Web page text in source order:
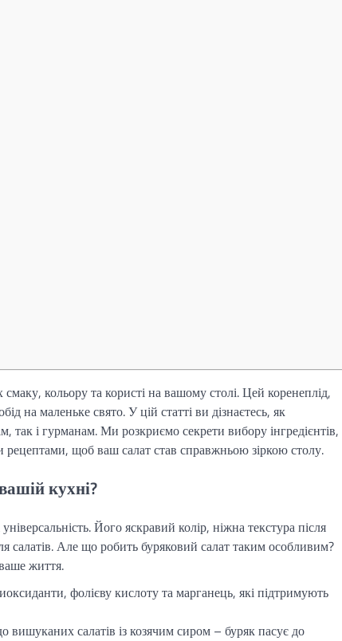
кольору та користі на вашому столі. Цей коренеплід,
на маленьке свято. У цій статті ви дізнаєтесь, як
так і гурманам. Ми розкриємо секрети вибору інгредієнтів,
рецептами, щоб ваш салат став справжньою зіркою столу.
кухні?
Його яскравий колір, ніжна текстура після
салатів. Але що робить буряковий салат таким особливим?
життя.
фолієву кислоту та марганець, які підтримують
вишуканих салатів із козячим сиром – буряк пасує до